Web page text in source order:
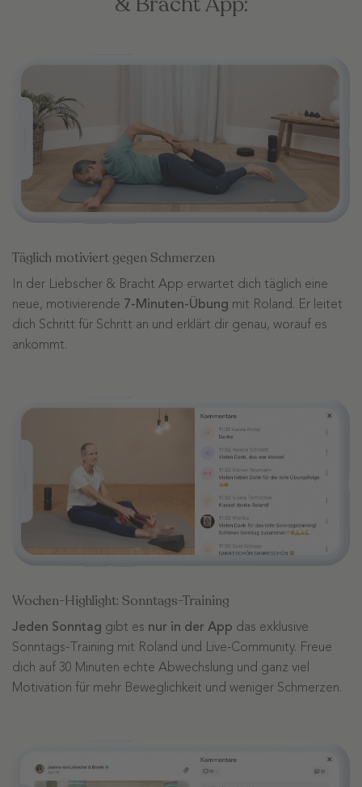
Täglich motiviert gegen Schmerzen
In der Liebscher & Bracht App erwartet dich täglich eine
neue, motivierende 7-Minuten-Übung mit Roland. Er leitet
dich Schritt für Schritt an und erklärt dir genau, worauf es
ankommt.
Wochen-Highlight: Sonntags-Training
Jeden Sonntag gibt es nur in der App das exklusive
Sonntags-Training mit Roland und Live-Community. Freue
dich auf 30 Minuten echte Abwechslung und ganz viel
Motivation für mehr Beweglichkeit und weniger Schmerzen.